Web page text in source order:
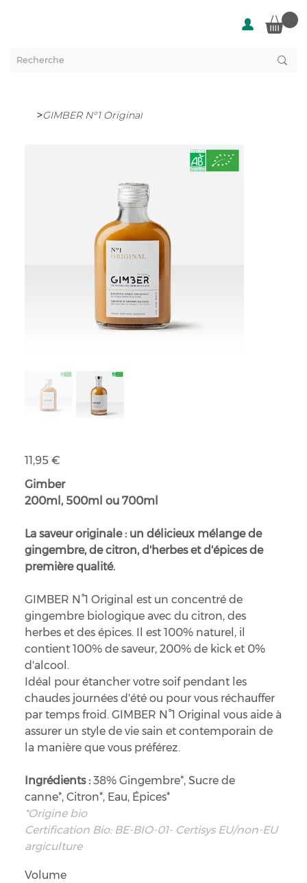
>GIMBER N°1 Original
Prix
11,95 €
Gimber
200ml, 500ml ou 700ml
La saveur originale : un délicieux mélange de
gingembre, de citron, d'herbes et d'épices de
première qualité.
GIMBER N°1 Original est un concentré de
gingembre biologique avec du citron, des
herbes et des épices. Il est 100% naturel, il
contient 100% de saveur, 200% de kick et 0%
d'alcool.
Idéal pour étancher votre soif pendant les
chaudes journées d'été ou pour vous réchauffer
par temps froid. GIMBER N°1 Original vous aide à
assurer un style de vie sain et contemporain de
la manière que vous préférez.
Ingrédients : 38% Gingembre*, Sucre de
canne*, Citron*, Eau, Épices*
*Origine bio
Certification Bio: BE-BIO-01- Certisys EU/non-EU
argiculture
Volume